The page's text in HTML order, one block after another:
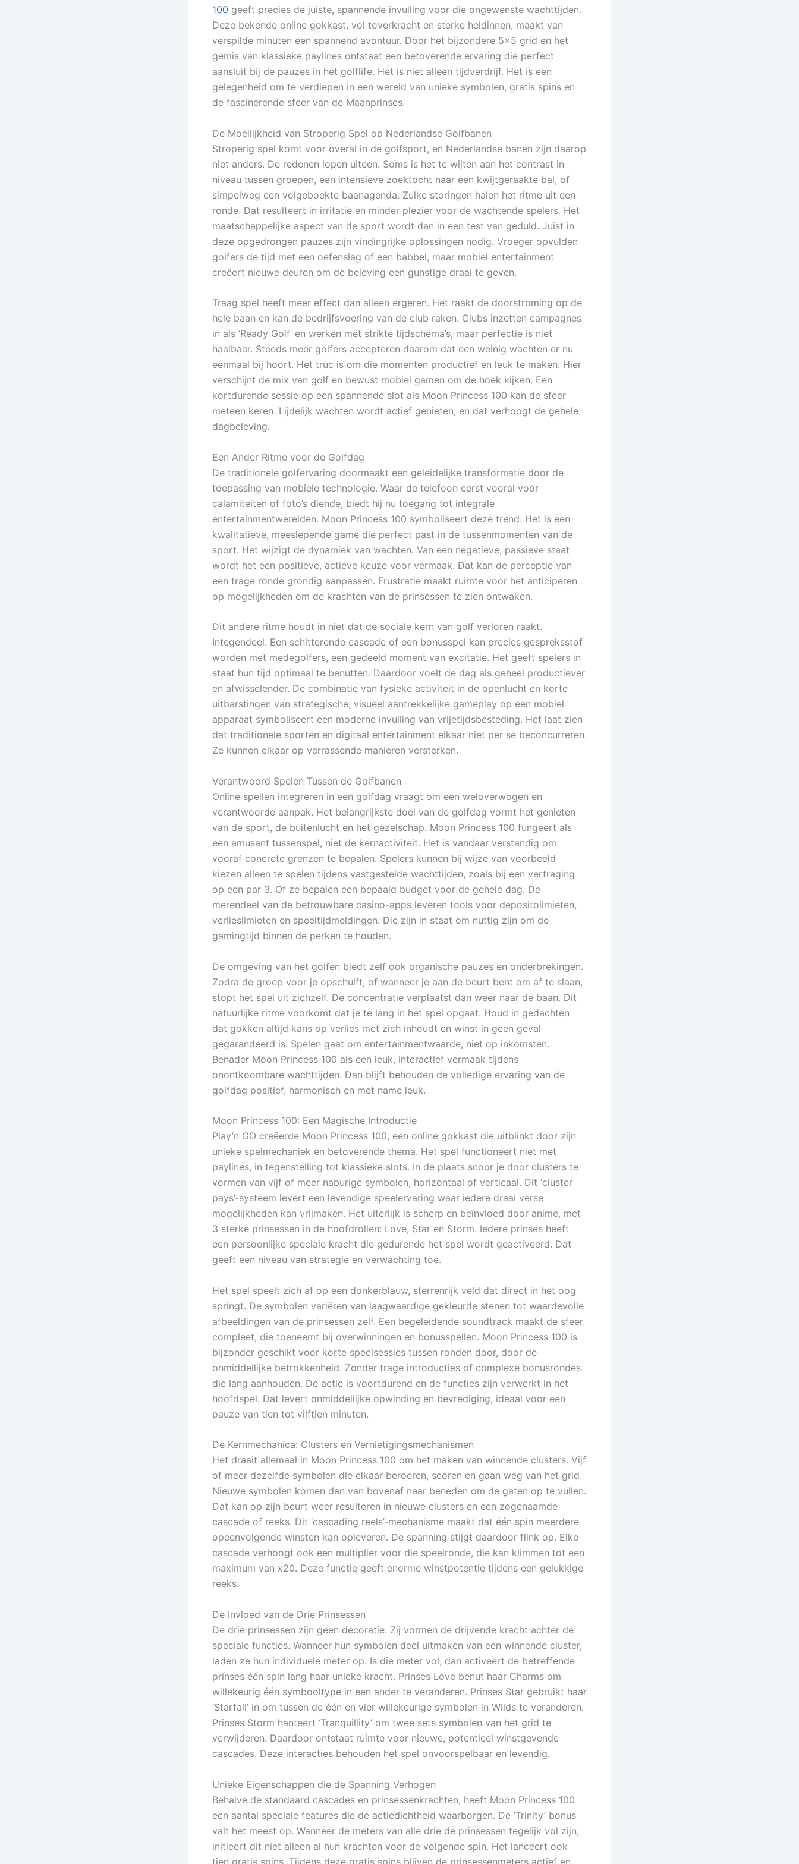
100 geeft precies de juiste, spannende invulling voor die ongewenste wachttijden.
Deze bekende online gokkast, vol toverkracht en sterke heldinnen, maakt van
verspilde minuten een spannend avontuur. Door het bijzondere 5×5 grid en het
gemis van klassieke paylines ontstaat een betoverende ervaring die perfect
aansluit bij de pauzes in het golflife. Het is niet alleen tijdverdrijf. Het is een
gelegenheid om te verdiepen in een wereld van unieke symbolen, gratis spins en
de fascinerende sfeer van de Maanprinses.
De Moeilijkheid van Stroperig Spel op Nederlandse Golfbanen
Stroperig spel komt voor overal in de golfsport, en Nederlandse banen zijn daarop
niet anders. De redenen lopen uiteen. Soms is het te wijten aan het contrast in
niveau tussen groepen, een intensieve zoektocht naar een kwijtgeraakte bal, of
simpelweg een volgeboekte baanagenda. Zulke storingen halen het ritme uit een
ronde. Dat resulteert in irritatie en minder plezier voor de wachtende spelers. Het
maatschappelijke aspect van de sport wordt dan in een test van geduld. Juist in
deze opgedrongen pauzes zijn vindingrijke oplossingen nodig. Vroeger opvulden
golfers de tijd met een oefenslag of een babbel, maar mobiel entertainment
creëert nieuwe deuren om de beleving een gunstige draai te geven.
Traag spel heeft meer effect dan alleen ergeren. Het raakt de doorstroming op de
hele baan en kan de bedrijfsvoering van de club raken. Clubs inzetten campagnes
in als ‘Ready Golf’ en werken met strikte tijdschema’s, maar perfectie is niet
haalbaar. Steeds meer golfers accepteren daarom dat een weinig wachten er nu
eenmaal bij hoort. Het truc is om die momenten productief en leuk te maken. Hier
verschijnt de mix van golf en bewust mobiel gamen om de hoek kijken. Een
kortdurende sessie op een spannende slot als Moon Princess 100 kan de sfeer
meteen keren. Lijdelijk wachten wordt actief genieten, en dat verhoogt de gehele
dagbeleving.
Een Ander Ritme voor de Golfdag
De traditionele golfervaring doormaakt een geleidelijke transformatie door de
toepassing van mobiele technologie. Waar de telefoon eerst vooral voor
calamiteiten of foto’s diende, biedt hij nu toegang tot integrale
entertainmentwerelden. Moon Princess 100 symboliseert deze trend. Het is een
kwalitatieve, meeslepende game die perfect past in de tussenmomenten van de
sport. Het wijzigt de dynamiek van wachten. Van een negatieve, passieve staat
wordt het een positieve, actieve keuze voor vermaak. Dat kan de perceptie van
een trage ronde grondig aanpassen. Frustratie maakt ruimte voor het anticiperen
op mogelijkheden om de krachten van de prinsessen te zien ontwaken.
Dit andere ritme houdt in niet dat de sociale kern van golf verloren raakt.
Integendeel. Een schitterende cascade of een bonusspel kan precies gespreksstof
worden met medegolfers, een gedeeld moment van excitatie. Het geeft spelers in
staat hun tijd optimaal te benutten. Daardoor voelt de dag als geheel productiever
en afwisselender. De combinatie van fysieke activiteit in de openlucht en korte
uitbarstingen van strategische, visueel aantrekkelijke gameplay op een mobiel
apparaat symboliseert een moderne invulling van vrijetijdsbesteding. Het laat zien
dat traditionele sporten en digitaal entertainment elkaar niet per se beconcurreren.
Ze kunnen elkaar op verrassende manieren versterken.
Verantwoord Spelen Tussen de Golfbanen
Online spellen integreren in een golfdag vraagt om een weloverwogen en
verantwoorde aanpak. Het belangrijkste doel van de golfdag vormt het genieten
van de sport, de buitenlucht en het gezelschap. Moon Princess 100 fungeert als
een amusant tussenspel, niet de kernactiviteit. Het is vandaar verstandig om
vooraf concrete grenzen te bepalen. Spelers kunnen bij wijze van voorbeeld
kiezen alleen te spelen tijdens vastgestelde wachttijden, zoals bij een vertraging
op een par 3. Of ze bepalen een bepaald budget voor de gehele dag. De
merendeel van de betrouwbare casino-apps leveren tools voor depositolimieten,
verlieslimieten en speeltijdmeldingen. Die zijn in staat om nuttig zijn om de
gamingtijd binnen de perken te houden.
De omgeving van het golfen biedt zelf ook organische pauzes en onderbrekingen.
Zodra de groep voor je opschuift, of wanneer je aan de beurt bent om af te slaan,
stopt het spel uit zichzelf. De concentratie verplaatst dan weer naar de baan. Dit
natuurlijke ritme voorkomt dat je te lang in het spel opgaat. Houd in gedachten
dat gokken altijd kans op verlies met zich inhoudt en winst in geen geval
gegarandeerd is. Spelen gaat om entertainmentwaarde, niet op inkomsten.
Benader Moon Princess 100 als een leuk, interactief vermaak tijdens
onontkoombare wachttijden. Dan blijft behouden de volledige ervaring van de
golfdag positief, harmonisch en met name leuk.
Moon Princess 100: Een Magische Introductie
Play’n GO creëerde Moon Princess 100, een online gokkast die uitblinkt door zijn
unieke spelmechaniek en betoverende thema. Het spel functioneert niet met
paylines, in tegenstelling tot klassieke slots. In de plaats scoor je door clusters te
vormen van vijf of meer naburige symbolen, horizontaal of verticaal. Dit ‘cluster
pays’-systeem levert een levendige speelervaring waar iedere draai verse
mogelijkheden kan vrijmaken. Het uiterlijk is scherp en beïnvloed door anime, met
3 sterke prinsessen in de hoofdrollen: Love, Star en Storm. Iedere prinses heeft
een persoonlijke speciale kracht die gedurende het spel wordt geactiveerd. Dat
geeft een niveau van strategie en verwachting toe.
Het spel speelt zich af op een donkerblauw, sterrenrijk veld dat direct in het oog
springt. De symbolen variëren van laagwaardige gekleurde stenen tot waardevolle
afbeeldingen van de prinsessen zelf. Een begeleidende soundtrack maakt de sfeer
compleet, die toeneemt bij overwinningen en bonusspellen. Moon Princess 100 is
bijzonder geschikt voor korte speelsessies tussen ronden door, door de
onmiddellijke betrokkenheid. Zonder trage introducties of complexe bonusrondes
die lang aanhouden. De actie is voortdurend en de functies zijn verwerkt in het
hoofdspel. Dat levert onmiddellijke opwinding en bevrediging, ideaal voor een
pauze van tien tot vijftien minuten.
De Kernmechanica: Clusters en Vernietigingsmechanismen
Het draait allemaal in Moon Princess 100 om het maken van winnende clusters. Vijf
of meer dezelfde symbolen die elkaar beroeren, scoren en gaan weg van het grid.
Nieuwe symbolen komen dan van bovenaf naar beneden om de gaten op te vullen.
Dat kan op zijn beurt weer resulteren in nieuwe clusters en een zogenaamde
cascade of reeks. Dit ‘cascading reels’-mechanisme maakt dat één spin meerdere
opeenvolgende winsten kan opleveren. De spanning stijgt daardoor flink op. Elke
cascade verhoogt ook een multiplier voor die speelronde, die kan klimmen tot een
maximum van x20. Deze functie geeft enorme winstpotentie tijdens een gelukkige
reeks.
De Invloed van de Drie Prinsessen
De drie prinsessen zijn geen decoratie. Zij vormen de drijvende kracht achter de
speciale functies. Wanneer hun symbolen deel uitmaken van een winnende cluster,
laden ze hun individuele meter op. Is die meter vol, dan activeert de betreffende
prinses één spin lang haar unieke kracht. Prinses Love benut haar Charms om
willekeurig één symbooltype in een ander te veranderen. Prinses Star gebruikt haar
‘Starfall’ in om tussen de één en vier willekeurige symbolen in Wilds te veranderen.
Prinses Storm hanteert ‘Tranquillity’ om twee sets symbolen van het grid te
verwijderen. Daardoor ontstaat ruimte voor nieuwe, potentieel winstgevende
cascades. Deze interacties behouden het spel onvoorspelbaar en levendig.
Unieke Eigenschappen die de Spanning Verhogen
Behalve de standaard cascades en prinsessenkrachten, heeft Moon Princess 100
een aantal speciale features die de actiedichtheid waarborgen. De ‘Trinity’ bonus
valt het meest op. Wanneer de meters van alle drie de prinsessen tegelijk vol zijn,
initieert dit niet alleen al hun krachten voor de volgende spin. Het lanceert ook
tien gratis spins. Tijdens deze gratis spins blijven de prinsessenmeters actief en